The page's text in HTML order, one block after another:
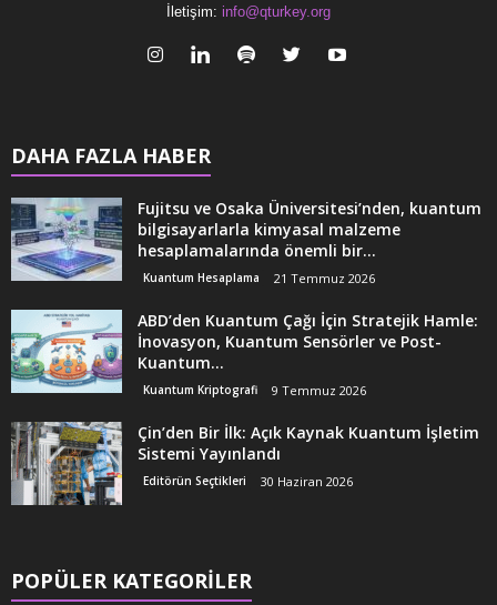
İletişim: info@qturkey.org
DAHA FAZLA HABER
Fujitsu ve Osaka Üniversitesi’nden, kuantum
bilgisayarlarla kimyasal malzeme
hesaplamalarında önemli bir...
Kuantum Hesaplama 21 Temmuz 2026
ABD’den Kuantum Çağı İçin Stratejik Hamle:
İnovasyon, Kuantum Sensörler ve Post-
Kuantum...
Kuantum Kriptografi 9 Temmuz 2026
Çin’den Bir İlk: Açık Kaynak Kuantum İşletim
Sistemi Yayınlandı
Editörün Seçtikleri 30 Haziran 2026
POPÜLER KATEGORİLER